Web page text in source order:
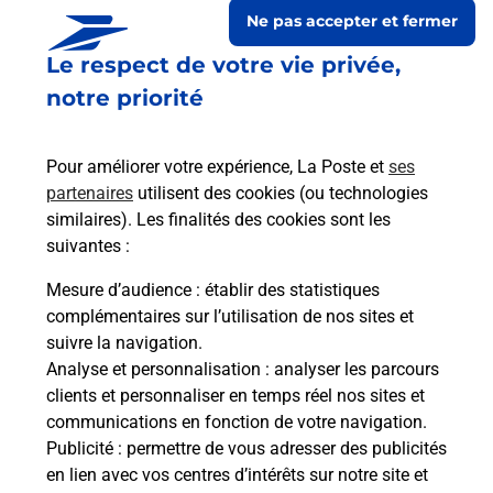
Le respect de votre vie privée,
notre priorité
Pour améliorer votre expérience, La Poste et ses
partenaires utilisent des cookies (ou technologies
similaires). Les finalités des cookies sont les
suivantes :
Mesure d’audience : établir des statistiques
complémentaires sur l’utilisation de nos sites et
suivre la navigation.
Analyse et personnalisation : analyser les parcours
clients et personnaliser en temps réel nos sites et
communications en fonction de votre navigation.
Publicité : permettre de vous adresser des publicités
en lien avec vos centres d’intérêts sur notre site et
Ne pas accepter et fermer
Prochaine collecte du courrierlundià 08h30
5 Rue Principale
02160 Viel Arcy
Itinéraire
Le lien s'ouvre dans un nouvel onglet